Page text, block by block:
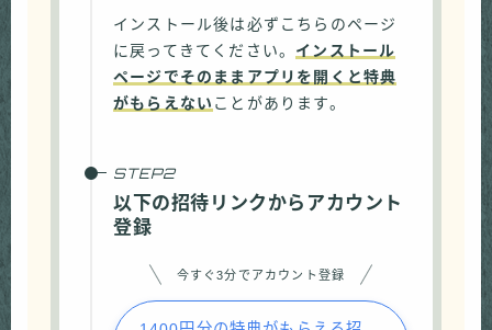
インストール後は必ずこちらのページ
に戻ってきてください。 インストール
ページでそのままアプリを開くと特典
がもらえない ことがあります。
以下の招待リンクからアカウント
登録
今すぐ3分でアカウント登録